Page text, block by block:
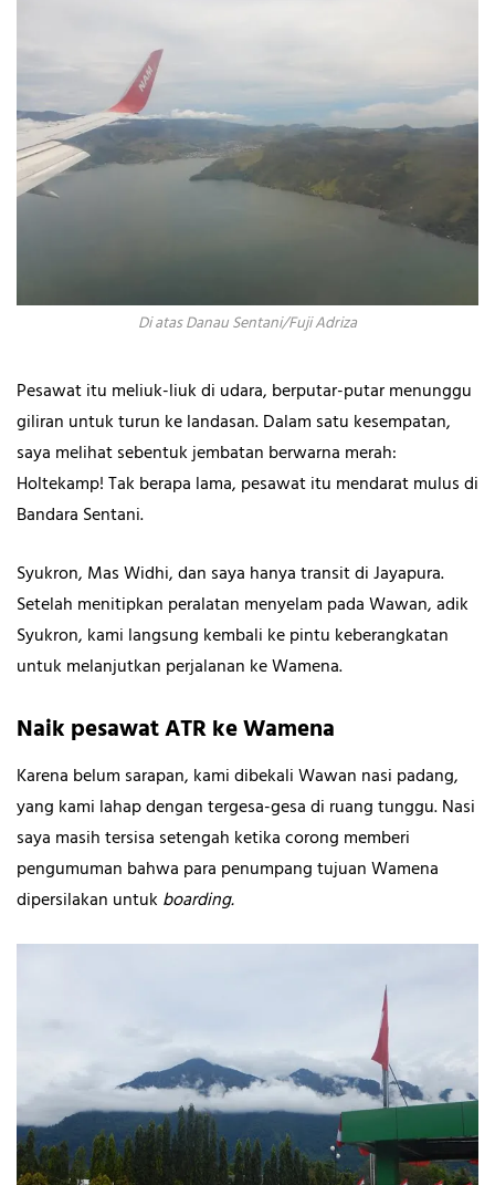
Di atas Danau Sentani/Fuji Adriza
Pesawat itu meliuk-liuk di udara, berputar-putar menunggu
giliran untuk turun ke landasan. Dalam satu kesempatan,
saya melihat sebentuk jembatan berwarna merah:
Holtekamp! Tak berapa lama, pesawat itu mendarat mulus di
Bandara Sentani.
Syukron, Mas Widhi, dan saya hanya transit di Jayapura.
Setelah menitipkan peralatan menyelam pada Wawan, adik
Syukron, kami langsung kembali ke pintu keberangkatan
untuk melanjutkan perjalanan ke Wamena.
Naik pesawat ATR ke Wamena
Karena belum sarapan, kami dibekali Wawan nasi padang,
yang kami lahap dengan tergesa-gesa di ruang tunggu. Nasi
saya masih tersisa setengah ketika corong memberi
pengumuman bahwa para penumpang tujuan Wamena
dipersilakan untuk boarding.